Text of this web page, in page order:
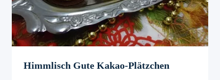
Himmlisch Gute Kakao-Plätzchen